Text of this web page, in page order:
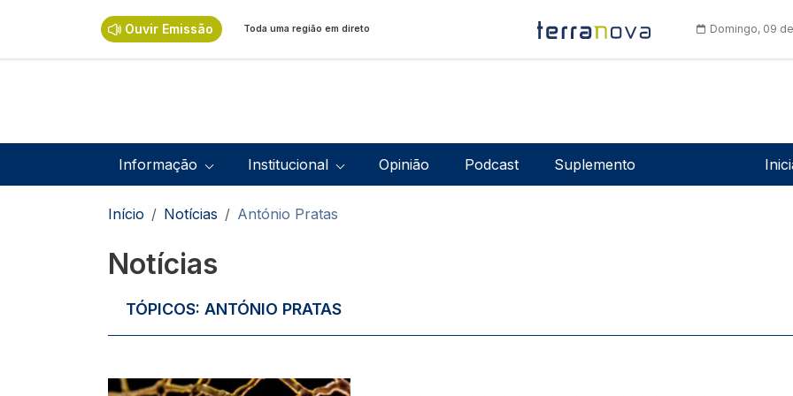
Ouvir Emissão Toda uma região em direto Domingo, 09
Navegação principal
Informação Institucional Opinião Podcast Suplemento
Navegação estrutural
Início Notícias António Pratas
Notícias
TÓPICOS: ANTÓNIO PRATAS
Imagem